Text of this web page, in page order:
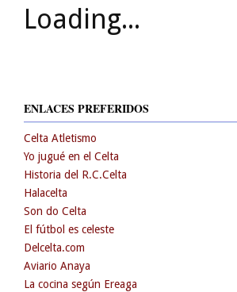
Loading...
ENLACES PREFERIDOS
Celta Atletismo
Yo jugué en el Celta
Historia del R.C.Celta
Halacelta
Son do Celta
El fútbol es celeste
Delcelta.com
Aviario Anaya
La cocina según Ereaga